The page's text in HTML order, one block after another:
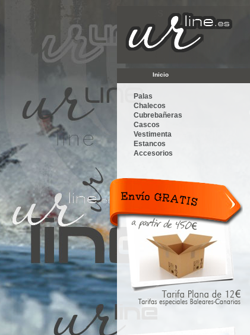
Inicio
Palas
Chalecos
Cubrebañeras
Cascos
Vestimenta
Estancos
Accesorios
Envío
partir de
300€.
plana 12€.